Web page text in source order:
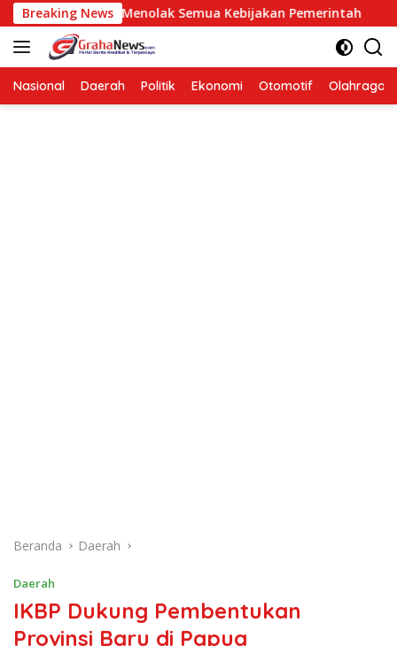
Langsung
ke
konten
Breaking News
Berarti Menolak Semua Kebijakan Pemerintah
Nasional Daerah Politik Ekonomi Otomotif Olahraga
Beranda Daerah
Daerah
IKBP Dukung Pembentukan
Provinsi Baru di Papua